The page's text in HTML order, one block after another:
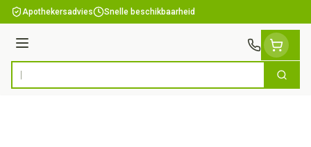
Ga naar de inhoud
Apothekersadvies Snelle beschikbaarheid
Menu
Product, merk, categorie... Zoek